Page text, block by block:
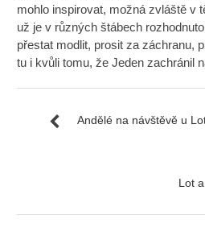
mohlo inspirovat, možná zvláště v
už je v různých štábech
přestat modlit, prosit za záchranu,
tu i kvůli tomu, že Jeden zachránil
Andělé na návštěvě u
Lot